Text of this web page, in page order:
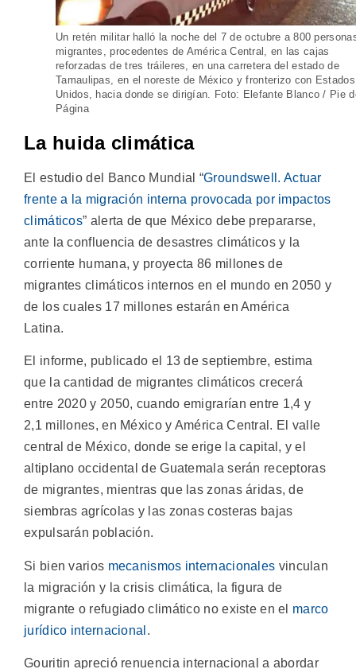
Un retén militar halló la noche del 7 de octubre a 800
migrantes, procedentes de América Central, en las cajas
reforzadas de tres tráileres, en una carretera del estado de
Tamaulipas, en el noreste de México y fronterizo con Estados
Unidos, hacia donde se dirigían. Foto: Elefante Blanco / Pie
Página
La huida climática
El estudio del Banco Mundial “Groundswell. Actuar
frente a la migración interna provocada por impactos
climáticos” alerta de que México debe prepararse,
ante la confluencia de desastres climáticos y la
corriente humana, y proyecta 86 millones de
migrantes climáticos internos en el mundo en 2050 y
de los cuales 17 millones estarán en América
Latina.
El informe, publicado el 13 de septiembre, estima
que la cantidad de migrantes climáticos crecerá
entre 2020 y 2050, cuando emigrarían entre 1,4 y
2,1 millones, en México y América Central. El valle
central de México, donde se erige la capital, y el
altiplano occidental de Guatemala serán receptoras
de migrantes, mientras que las zonas áridas, de
siembras agrícolas y las zonas costeras bajas
expulsarán población.
Si bien varios mecanismos internacionales vinculan
la migración y la crisis climática, la figura de
migrante o refugiado climático no existe en el marco
jurídico internacional .
Gouritin apreció renuencia internacional a abordar